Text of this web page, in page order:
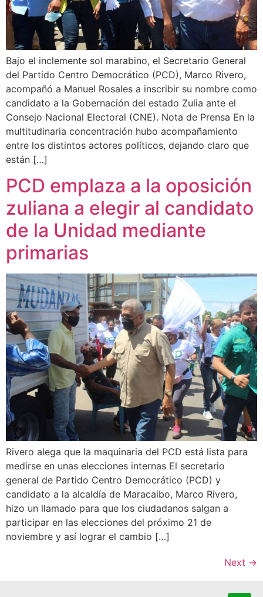
Bajo el inclemente sol marabino, el Secretario General
del Partido Centro Democrático (PCD), Marco Rivero,
acompañó a Manuel Rosales a inscribir su nombre como
candidato a la Gobernación del estado Zulia ante el
Consejo Nacional Electoral (CNE). Nota de Prensa En la
multitudinaria concentración hubo acompañamiento
entre los distintos actores políticos, dejando claro que
están […]
PCD emplaza a la oposición
zuliana a elegir al candidato
de la Unidad mediante
primarias
Rivero alega que la maquinaria del PCD está lista para
medirse en unas elecciones internas El secretario
general de Partido Centro Democrático (PCD) y
candidato a la alcaldía de Maracaibo, Marco Rivero,
hizo un llamado para que los ciudadanos salgan a
participar en las elecciones del próximo 21 de
noviembre y así lograr el cambio […]
Next →